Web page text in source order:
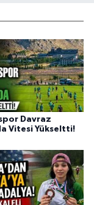
Davraz
Vitesi Yükseltti!